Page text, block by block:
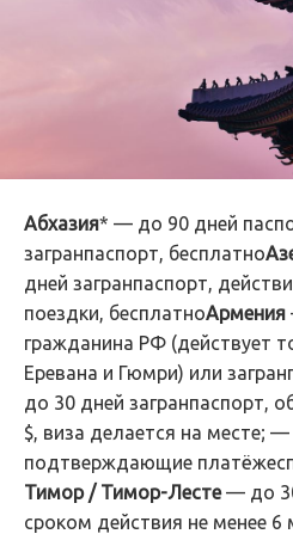
Абхазия* — до 90 дней
загранпаспорт, бесплатно
дней загранпаспорт,
поездки, бесплатноАрмения
гражданина РФ (действует
Еревана и Гюмри) или
до 30 дней загранпаспорт,
$, виза делается на месте;
подтверждающие
Тимор / Тимор-Лесте— до
сроком действия не менее